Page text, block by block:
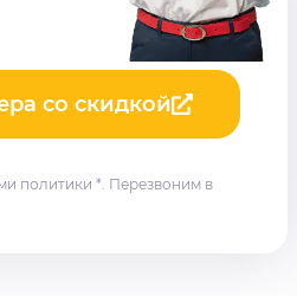
со скидкой
политики *. Перезвоним в